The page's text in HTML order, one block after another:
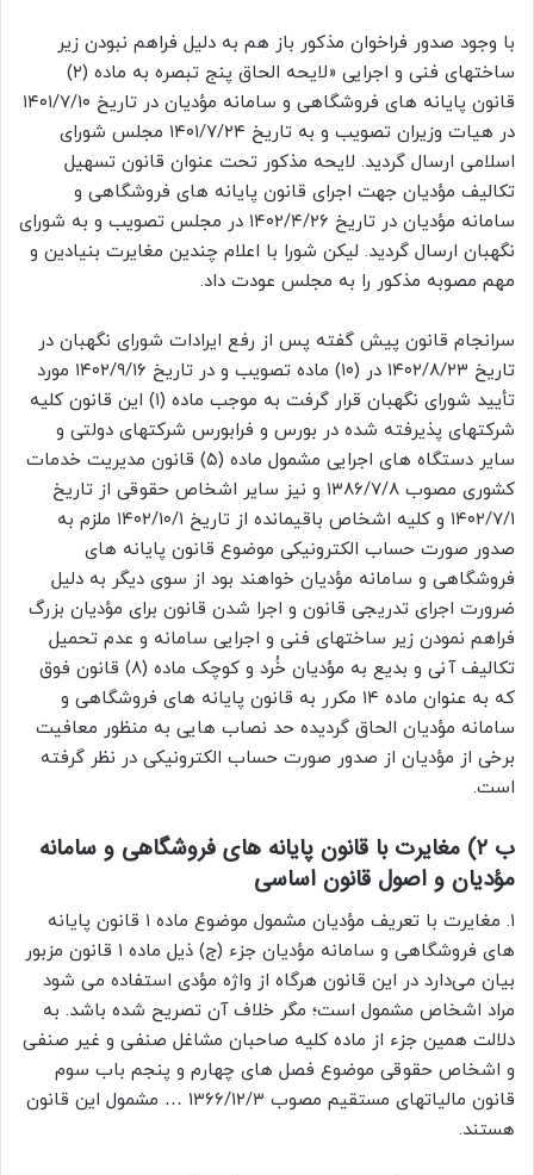
با وجود صدور فراخوان مذکور باز هم به دلیل فراهم نبودن زیر
ساختهای فنی و اجرایی «لایحه الحاق پنج تبصره به ماده (۲)
قانون پایانه های فروشگاهی و سامانه مؤدیان در تاریخ ۱۴۰۱/۷/۱۰
در هیات وزیران تصویب و به تاریخ ۱۴۰۱/۷/۲۴ مجلس شورای
اسلامی ارسال گردید. لایحه مذکور تحت عنوان قانون تسهیل
تکالیف مؤدیان جهت اجرای قانون پایانه های فروشگاهی و
سامانه مؤدیان در تاریخ ۱۴۰۲/۴/۲۶ در مجلس تصویب و به شورای
نگهبان ارسال گردید. لیکن شورا با اعلام چندین مغایرت بنیادین و
مهم مصوبه مذکور را به مجلس عودت داد.
سرانجام قانون پیش گفته پس از رفع ایرادات شورای نگهبان در
تاریخ ۱۴۰۲/۸/۲۳ در (۱۰) ماده تصویب و در تاریخ ۱۴۰۲/۹/۱۶ مورد
تأیید شورای نگهبان قرار گرفت به موجب ماده (۱) این قانون کلیه
شرکتهای پذیرفته شده در بورس و فرابورس شرکتهای دولتی و
سایر دستگاه های اجرایی مشمول ماده (۵) قانون مدیریت خدمات
کشوری مصوب ۱۳۸۶/۷/۸ و نیز سایر اشخاص حقوقی از تاریخ
۱۴۰۲/۷/۱ و کلیه اشخاص باقیمانده از تاریخ ۱۴۰۲/۱۰/۱ ملزم به
صدور صورت حساب الکترونیکی موضوع قانون پایانه های
فروشگاهی و سامانه مؤدیان خواهند بود از سوی دیگر به دلیل
ضرورت اجرای تدریجی قانون و اجرا شدن قانون برای مؤدیان بزرگ
فراهم نمودن زیر ساختهای فنی و اجرایی سامانه و عدم تحمیل
تکالیف آنی و بدیع به مؤدیان خُرد و کوچک ماده (۸) قانون فوق
که به عنوان ماده ۱۴ مکرر به قانون پایانه های فروشگاهی و
سامانه مؤدیان الحاق گردیده حد نصاب هایی به منظور معافیت
برخی از مؤدیان از صدور صورت حساب الکترونیکی در نظر گرفته
است.
ب ۲) مغایرت با قانون پایانه های فروشگاهی و سامانه
مؤدیان و اصول قانون اساسی
۱. مغایرت با تعریف مؤدیان مشمول موضوع ماده ۱ قانون پایانه
های فروشگاهی و سامانه مؤدیان جزء (ج) ذیل ماده ۱ قانون مزبور
بیان می‌دارد در این قانون هرگاه از واژه مؤدی استفاده می شود
مراد اشخاص مشمول است؛ مگر خلاف آن تصریح شده باشد. به
دلالت همین جزء از ماده کلیه صاحبان مشاغل صنفی و غیر صنفی
و اشخاص حقوقی موضوع فصل های چهارم و پنجم باب سوم
قانون مالیاتهای مستقیم مصوب ۱۳۶۶/۱۲/۳ … مشمول این قانون
هستند.